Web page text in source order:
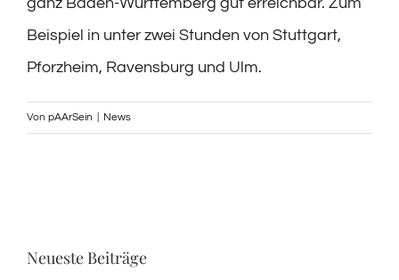
ganz Baden-Württemberg gut erreichbar. Zum
Beispiel in unter zwei Stunden von Stuttgart,
Pforzheim, Ravensburg und Ulm.
Von pAArSein News
Neueste Beiträge